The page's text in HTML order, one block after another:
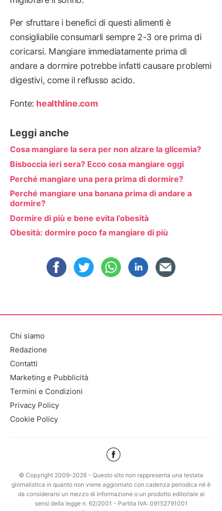
Per sfruttare i benefici di questi alimenti è
consigliabile consumarli sempre 2-3 ore prima di
coricarsi. Mangiare immediatamente prima di
andare a dormire potrebbe infatti causare problemi
digestivi, come il reflusso acido.
Fonte: healthline.com
Leggi anche
Cosa mangiare la sera per non alzare la glicemia?
Bisboccia ieri sera? Ecco cosa mangiare oggi
Perché mangiare una pera prima di dormire?
Perché mangiare una banana prima di andare a
dormire?
Dormire di più e bene evita l’obesità
Obesità: dormire poco fa mangiare di più
Chi siamo
Redazione
Contatti
Marketing e Pubblicità
Termini e Condizioni
Privacy Policy
Cookie Policy
© Copyright 2009-2026 - Questo sito non rappresenta una testata
giornalistica in quanto non viene aggiornato con cadenza periodica né è
da considerarsi un mezzo di informazione o un prodotto editoriale ai
sensi della legge n. 62/2001 - Partita IVA: 09152791001